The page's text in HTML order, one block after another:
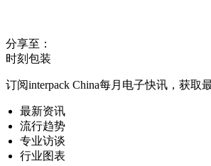
分享至：
时刻包装
订阅interpack China每月电子快讯，获取
最新资讯
流行趋势
专业访谈
行业图表